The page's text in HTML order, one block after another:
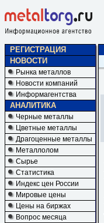
РЕГИСТРАЦИЯ
НОВОСТИ
Рынка металлов
Новости компаний
Информагентства
АНАЛИТИКА
Черные металлы
Цветные металлы
Драгоценные металлы
Металлолом
Сырье
Статистика
Индекс цен России
Мировые цены
Цены на биржах
Вопрос месяца